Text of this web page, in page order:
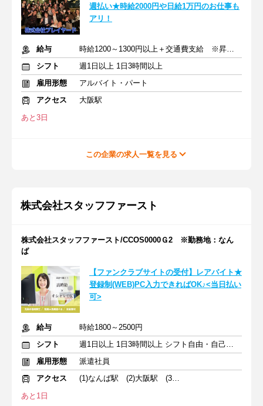
週払い★時給2000円や日給1万円のお仕事も
アリ！
給与
時給1200～1300円以上＋交通費支給 ※昇給あり
シフト
週1日以上 1日3時間以上
雇用形態
アルバイト・パート
アクセス
大阪駅
あと3日
この企業の求人一覧を見る
株式会社スタッフファースト
株式会社スタッフファースト/CCOS0000Ｇ2 ※勤務地：なん
ば
【ファンクラブサイトの受付】レアバイト★
登録制(WEB)PC入力できればOK♪<当日払い
可>
給与
時給1800～2500円
シフト
週1日以上 1日3時間以上 シフト自由・自己申告
雇用形態
派遣社員
アクセス
(1)なんば駅 (2)大阪駅 (3)天王寺駅
あと1日